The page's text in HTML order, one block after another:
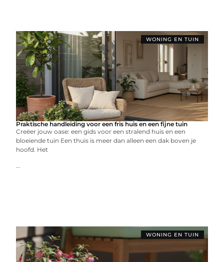
WONING EN TUIN
Praktische handleiding voor een fris huis en een fijne tuin
Creëer jouw oase: een gids voor een stralend huis en een
bloeiende tuin Een thuis is meer dan alleen een dak boven je
hoofd. Het
...
WONING EN TUIN